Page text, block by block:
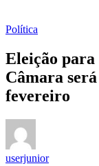
Política
Eleição
Câmara
fevereiro
userjunior